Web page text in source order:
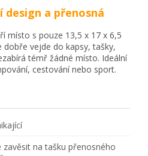
a přenosná
místo s pouze 13,5 x 17 x 6,5
vejde do kapsy, tašky,
témř žádné místo. Ideální
cestování nebo sport.
zavěsit na tašku přenosného